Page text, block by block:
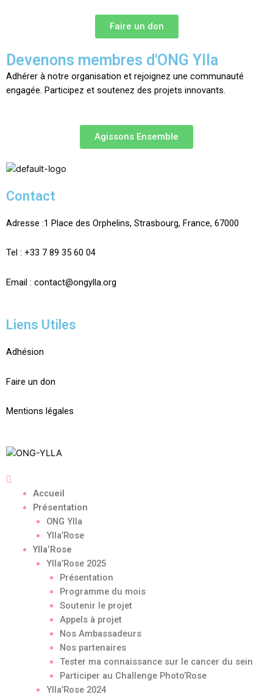
Faire un don
Devenons membres d'ONG Ylla
Adhérer à notre organisation et rejoignez une communauté
engagée. Participez et soutenez des projets innovants.
Agissons Ensemble
Contact
Adresse :1 Place des Orphelins, Strasbourg, France, 67000
Tel : +33 7 89 35 60 04
Email : contact@ongylla.org
Liens Utiles
Adhésion
Faire un don
Mentions légales
Accueil
Présentation
ONG Ylla
Ylla’Rose
Ylla’Rose
Ylla’Rose 2025
Présentation
Programme du mois
Soutenir le projet
Appels à projet
Nos Ambassadeurs
Nos partenaires
Tester ma connaissance sur le cancer du sein
Participer au Challenge Photo’Rose
Ylla’Rose 2024